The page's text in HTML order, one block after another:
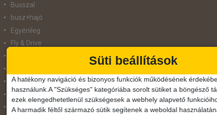
Busszal
busz+hajó
Egyénileg
Fly & Drive
repülő+hajó
Repülővel
Szolgáltatás
Süti beállítások
A hatékony navigáció és bizonyos funkciók működésének
használunk.A "Szükséges" kategóriába sorolt sütiket a böngésző
ezek elengedhetetlenül szükségesek a webhely alapvető
A harmadik féltől származó sütik segítenek a weboldal